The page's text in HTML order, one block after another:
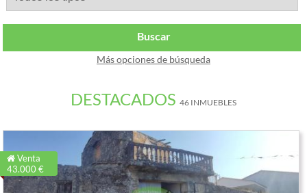
Buscar
Más opciones de búsqueda
DESTACADOS 46 INMUEBLES
Venta
43.000 €